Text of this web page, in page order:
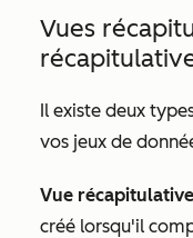
Vues
Il existe deux
vos jeux de
Vue récapitulative
créé lorsqu'il